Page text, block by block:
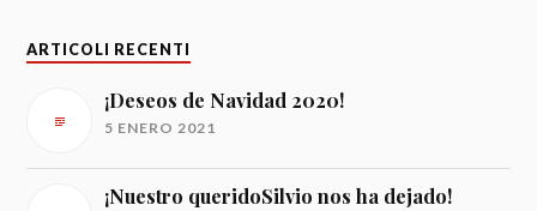
ARTICOLI RECENTI
¡Deseos de Navidad 2020!
5 ENERO 2021
¡Nuestro queridoSilvio nos ha dejado!